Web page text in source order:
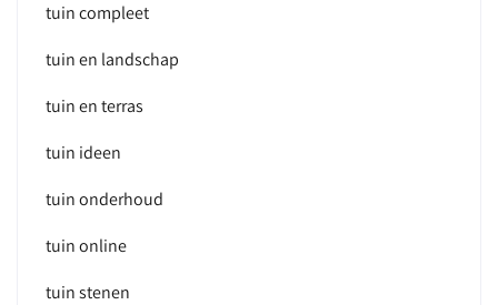
tuin compleet
tuin en landschap
tuin en terras
tuin ideen
tuin onderhoud
tuin online
tuin stenen